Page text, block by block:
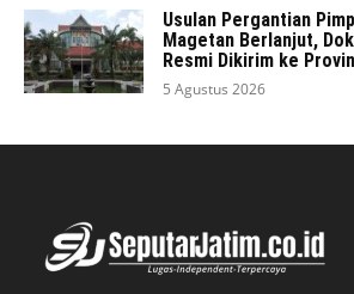
Usulan Pergantian
Magetan Berlanjut,
Resmi Dikirim ke
5 Agustus 2026